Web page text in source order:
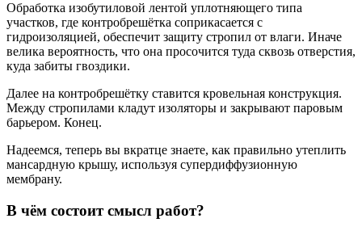
Обработка изобутиловой лентой уплотняющего типа
участков, где контробрешётка соприкасается с
гидроизоляцией, обеспечит защиту стропил от влаги. Иначе
велика вероятность, что она просочится туда сквозь отверстия,
куда забиты гвоздики.
Далее на контробрешётку ставится кровельная конструкция.
Между стропилами кладут изоляторы и закрывают паровым
барьером. Конец.
Надеемся, теперь вы вкратце знаете, как правильно утеплить
мансардную крышу, используя супердиффузионную
мембрану.
В чём состоит смысл работ?